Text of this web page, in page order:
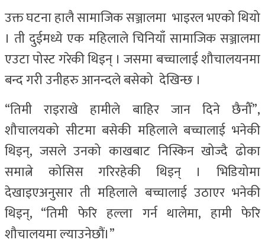
उक्त घटना हालै सामाजिक सञ्जालमा भाइरल भएको थियो
। ती दुईमध्ये एक महिलाले चिनियाँ सामाजिक सञ्जालमा
एउटा पोस्ट गरेकी थिइन् । जसमा बच्चालाई शौचालयनमा
बन्द गरी उनीहरु आनन्दले बसेको देखिन्छ ।
“तिमी राइराखे हामीले बाहिर जान दिने छैनौँ”,
शौचालयको सीटमा बसेकी महिलाले बच्चालाई भनेकी
थिइन्, जसले उनको काखबाट निस्किन खोज्दै ढोका
समात्ने कोसिस गरिरहेकी थिइन् । भिडियोमा
देखाइएअनुसार ती महिलाले बच्चालाई उठाएर भनेकी
थिइन्, “तिमी फेरि हल्ला गर्न थालेमा, हामी फेरि
शौचालयमा ल्याउनेछौं।”